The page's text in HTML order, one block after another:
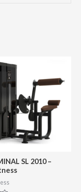
SL 2010 –